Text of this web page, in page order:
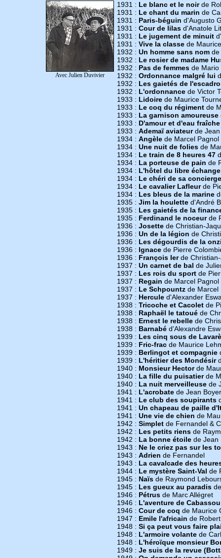
Avec Julien Duvivier
1931 : Le blanc et le noirde
1931 : Le chant du marin de
1931 : Paris-béguin d'Augusto
1931 : Cour de lilas d'Anatole
1931 : Le jugement de minuit
1931 : Vive la classe de
1932 : Un homme sans nom de
1932 : Le rosier de madame
1932 : Pas de femmes de Mario
1932 : Ordonnance malgré lui
1932 : Les gaietés de
1932 : L'ordonnance de Victor
1933 : Lidoire de Maurice
1933 : Le coq du régiment de
1933 : La garnison amoureuse
1933 : D'amour et d'eau fraîche
1933 : Ademaï aviateurde Jean
1934 : Angèle de Marcel Pagnol
1934 : Une nuit de folies de
1934 : Le train de 8 heures 47
1934 : La porteuse de pain de
1934 : L'hôtel du libre échange
1934 : Le chéri de sa concierge
1934 : Le cavalier Lafleurde
1934 : Les bleus de la marine
1935 : Jim la houlette d'André
1935 : Les gaietés de la
1935 : Ferdinand le noceurde
1936 : Josette de Christian-
1936 : Un de la légion de
1936 : Les dégourdis de la
1936 : Ignace de Pierre
1936 : François Ierde
1937 : Un carnet de bal de
1937 : Les rois du sport de
1937 : Regain de Marcel Pagnol
1937 : Le Schpountz de Marcel
1937 : Hercule d'Alexander
1938 : Tricoche et Cacolet de
1938 : Raphaël le tatoué de
1938 : Ernest le rebelle de
1938 : Barnabé d'Alexandre
1939 : Les cinq sous de
1939 : Fric-frac de Maurice
1939 : Berlingot et compagnie
1939 : L'héritier des Mondésir
1940 : Monsieur Hectorde
1940 : La fille du puisatierde
1940 : La nuit merveilleuse de
1941 : L'acrobate de Jean Boyer
1941 : Le club des soupirants
1941 : Un chapeau de paille
1941 : Une vie de chien de
1942 : Simplet de Fernandel &
1942 : Les petits riens de
1942 : La bonne étoile de Jean
1943 : Ne le criez pas sur les
1943 : Adrien de Fernandel
1943 : La cavalcade des
1944 : Le mystère Saint-Val de
1945 : Naïs de Raymond
1945 : Les gueux au paradis
1946 : Pétrus de Marc Allégret
1946 : L'aventure de Cabassou
1946 : Cour de coq de Maurice
1947 : Emile l'africain de
1948 : Si ça peut vous faire
1948 : L'armoire volante de
1948 : L'héroïque monsieur
1949 : Je suis de la revue